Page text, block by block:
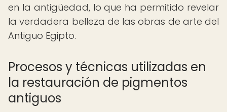
en la antigüedad, lo que ha permitido revelar
la verdadera belleza de las obras de arte del
Antiguo Egipto.
Procesos y técnicas utilizadas en
la restauración de pigmentos
antiguos